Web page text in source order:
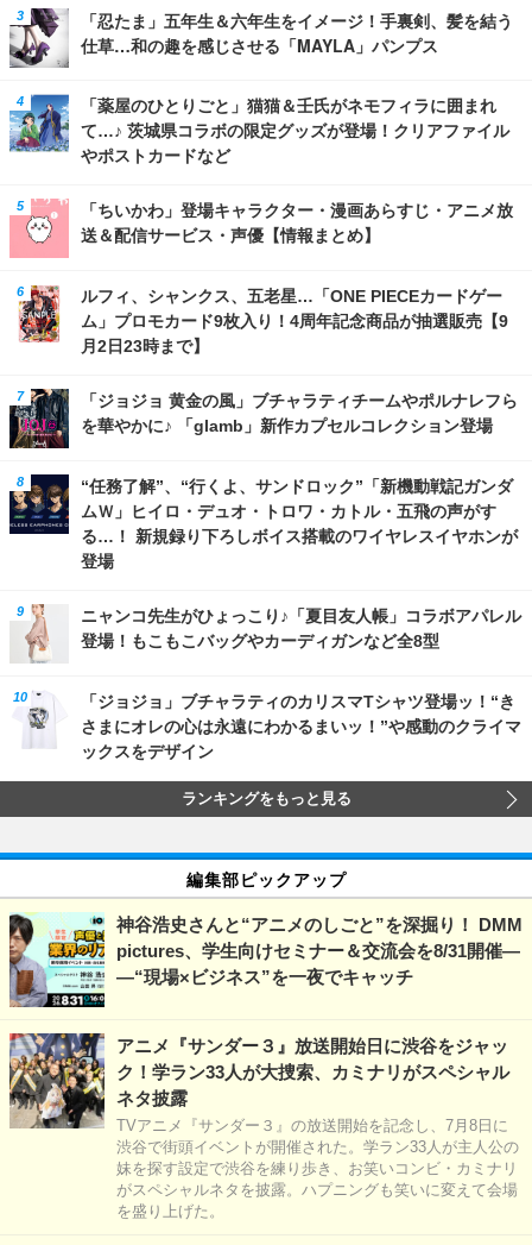
「忍たま」五年生＆六年生をイメージ！手裏剣、髪を結う
仕草…和の趣を感じさせる「MAYLA」パンプス
「薬屋のひとりごと」猫猫＆壬氏がネモフィラに囲まれ
て…♪ 茨城県コラボの限定グッズが登場！クリアファイル
やポストカードなど
「ちいかわ」登場キャラクター・漫画あらすじ・アニメ放
送＆配信サービス・声優【情報まとめ】
ルフィ、シャンクス、五老星…「ONE PIECEカードゲー
ム」プロモカード9枚入り！4周年記念商品が抽選販売【9
月2日23時まで】
「ジョジョ 黄金の風」ブチャラティチームやポルナレフら
を華やかに♪ 「glamb」新作カプセルコレクション登場
“任務了解”、“行くよ、サンドロック”「新機動戦記ガンダ
ムＷ」ヒイロ・デュオ・トロワ・カトル・五飛の声がす
る…！ 新規録り下ろしボイス搭載のワイヤレスイヤホンが
登場
ニャンコ先生がひょっこり♪「夏目友人帳」コラボアパレル
登場！もこもこバッグやカーディガンなど全8型
「ジョジョ」ブチャラティのカリスマTシャツ登場ッ！“き
さまにオレの心は永遠にわかるまいッ！”や感動のクライマ
ックスをデザイン
ランキングをもっと見る
編集部ピックアップ
神谷浩史さんと“アニメのしごと”を深掘り！ DMM
pictures、学生向けセミナー＆交流会を8/31開催―
―“現場×ビジネス”を一夜でキャッチ
アニメ『サンダー３』放送開始日に渋谷をジャッ
ク！学ラン33人が大捜索、カミナリがスペシャル
ネタ披露
TVアニメ『サンダー３』の放送開始を記念し、7月8日に
渋谷で街頭イベントが開催された。学ラン33人が主人公の
妹を探す設定で渋谷を練り歩き、お笑いコンビ・カミナリ
がスペシャルネタを披露。ハプニングも笑いに変えて会場
を盛り上げた。